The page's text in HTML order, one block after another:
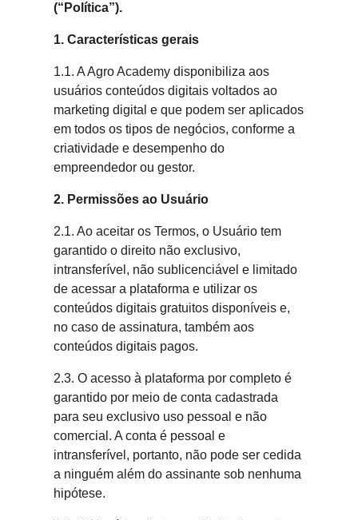
(“Política”).
1. Características gerais
1.1. A Agro Academy disponibiliza aos
usuários conteúdos digitais voltados ao
marketing digital e que podem ser aplicados
em todos os tipos de negócios, conforme a
criatividade e desempenho do
empreendedor ou gestor.
2. Permissões ao Usuário
2.1. Ao aceitar os Termos, o Usuário tem
garantido o direito não exclusivo,
intransferível, não sublicenciável e limitado
de acessar a plataforma e utilizar os
conteúdos digitais gratuitos disponíveis e,
no caso de assinatura, também aos
conteúdos digitais pagos.
2.3. O acesso à plataforma por completo é
garantido por meio de conta cadastrada
para seu exclusivo uso pessoal e não
comercial. A conta é pessoal e
intransferível, portanto, não pode ser cedida
a ninguém além do assinante sob nenhuma
hipótese.